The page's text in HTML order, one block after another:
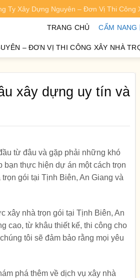
Ty Xây Dựng Nguyên – Đơn Vị Thi
TRANG CHỦ CẨM NANG
– ĐƠN VỊ THI CÔNG XÂY NHÀ
xây dựng uy tín và
từ đâu và gặp phải những khó
bạn thực hiện dự án một cách trọn
gói tại Tịnh Biên, An Giang và
xây nhà trọn gói tại Tịnh Biên, An
cao, từ khâu thiết kế, thi công cho
tôi sẽ đảm bảo rằng mọi yêu
phá thêm về dịch vụ xây nhà
95%.